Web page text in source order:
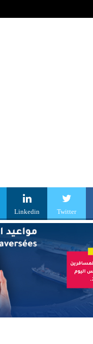
Twitter
Linkedin